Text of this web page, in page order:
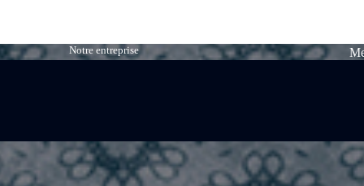
Notre entreprise